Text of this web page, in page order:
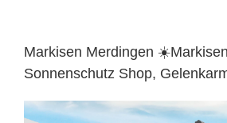
Markisen Merdingen
Sonnenschutz Shop,